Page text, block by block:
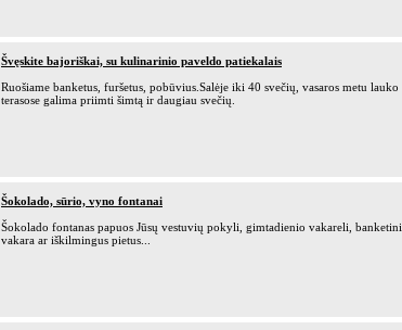
Švęskite bajoriškai, su kulinarinio paveldo patiekalais
Ruošiame banketus, furšetus, pobūvius.Salėje iki 40 svečių, vasaros metu lauko
terasose galima priimti šimtą ir daugiau svečių.
Šokolado, sūrio, vyno fontanai
Šokolado fontanas papuos Jūsų vestuvių pokyli, gimtadienio vakareli, banketini
vakara ar iškilmingus pietus...